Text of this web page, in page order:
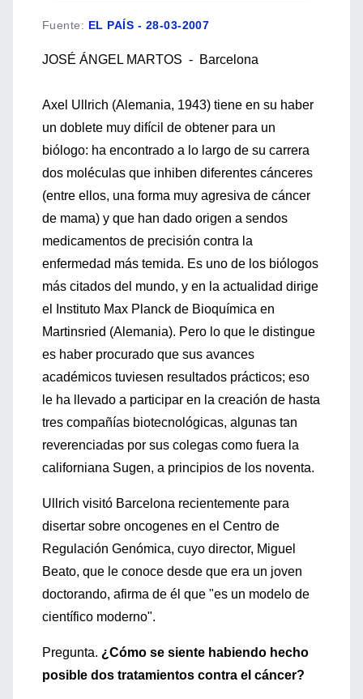
Fuente: EL PAÍS - 28-03-2007
JOSÉ ÁNGEL MARTOS - Barcelona
Axel Ullrich (Alemania, 1943) tiene en su haber
un doblete muy difícil de obtener para un
biólogo: ha encontrado a lo largo de su carrera
dos moléculas que inhiben diferentes cánceres
(entre ellos, una forma muy agresiva de cáncer
de mama) y que han dado origen a sendos
medicamentos de precisión contra la
enfermedad más temida. Es uno de los biólogos
más citados del mundo, y en la actualidad dirige
el Instituto Max Planck de Bioquímica en
Martinsried (Alemania). Pero lo que le distingue
es haber procurado que sus avances
académicos tuviesen resultados prácticos; eso
le ha llevado a participar en la creación de hasta
tres compañías biotecnológicas, algunas tan
reverenciadas por sus colegas como fuera la
californiana Sugen, a principios de los noventa.
Ullrich visitó Barcelona recientemente para
disertar sobre oncogenes en el Centro de
Regulación Genómica, cuyo director, Miguel
Beato, que le conoce desde que era un joven
doctorando, afirma de él que "es un modelo de
científico moderno".
Pregunta. ¿Cómo se siente habiendo hecho
posible dos tratamientos contra el cáncer?